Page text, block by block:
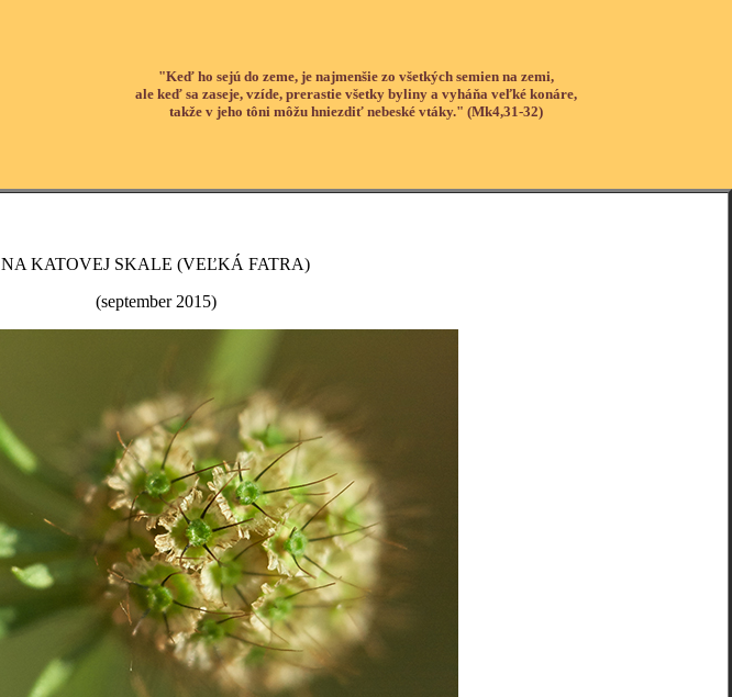
"Keď ho sejú do zeme, je najmenšie zo všetkých semien na zemi,
ale keď sa zaseje, vzíde, prerastie všetky byliny a vyháňa veľké konáre,
takže v jeho tôni môžu hniezdiť nebeské vtáky." (Mk4,31-32)
NA KATOVEJ SKALE (VEĽKÁ FATRA)
(september 2015)